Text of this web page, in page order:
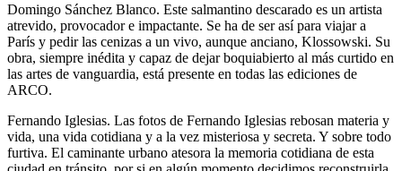
Domingo Sánchez Blanco. Este salmantino descarado es un artista
atrevido, provocador e impactante. Se ha de ser así para viajar a
París y pedir las cenizas a un vivo, aunque anciano, Klossowski. Su
obra, siempre inédita y capaz de dejar boquiabierto al más curtido en
las artes de vanguardia, está presente en todas las ediciones de
ARCO.
Fernando Iglesias. Las fotos de Fernando Iglesias rebosan materia y
vida, una vida cotidiana y a la vez misteriosa y secreta. Y sobre todo
furtiva. El caminante urbano atesora la memoria cotidiana de esta